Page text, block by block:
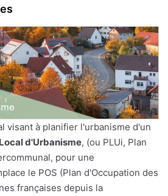
visant à planifier l'urbanisme d'un
d'Urbanisme, (ou PLUi, Plan
pour une
le POS (Plan d'Occupation des
françaises depuis la